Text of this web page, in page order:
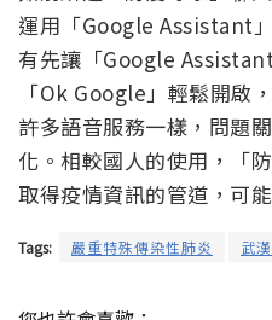
運用「Google Assistant
有先讓「Google
「Ok Google」輕鬆開啟
許多語音服務一樣，問題
化。相較國人的使用，「
取得疫情資訊的管道，可
Tags: 嚴重特殊傳染性肺炎 武